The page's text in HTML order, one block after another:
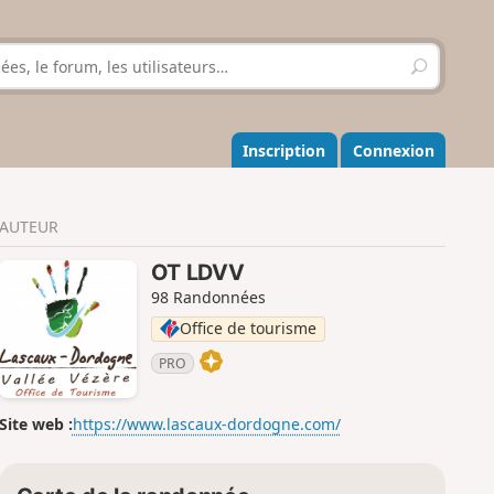
R
e
h
e
r
r
Inscription Connexion
AUTEUR
OT LDVV
98 Randonnées
Office de tourisme
PRO
Site web :https://www.lascaux-dordogne.com/